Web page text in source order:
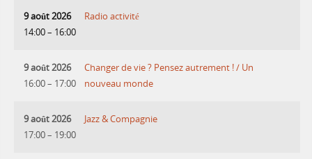
9 août 2026
14:00– 16:00
Radio activité
9 août 2026
16:00– 17:00
Changer de vie ? Pensez autrement ! / Un
nouveau monde
9 août 2026
17:00– 19:00
Jazz & Compagnie